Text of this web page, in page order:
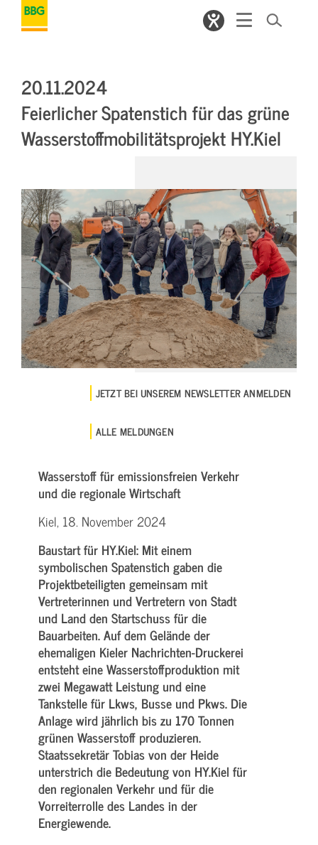
20.11.2024
Feierlicher Spatenstich für das grüne
Wasserstoffmobilitätsprojekt HY.Kiel
JETZT BEI UNSEREM NEWSLETTER ANMELDEN
ALLE MELDUNGEN
Wasserstoff für emissionsfreien Verkehr
und die regionale Wirtschaft
Kiel, 18. November 2024
Baustart für HY.Kiel: Mit einem
symbolischen Spatenstich gaben die
Projektbeteiligten gemeinsam mit
Vertreterinnen und Vertretern von Stadt
und Land den Startschuss für die
Bauarbeiten. Auf dem Gelände der
ehemaligen Kieler Nachrichten-Druckerei
entsteht eine Wasserstoffproduktion mit
zwei Megawatt Leistung und eine
Tankstelle für Lkws, Busse und Pkws. Die
Anlage wird jährlich bis zu 170 Tonnen
grünen Wasserstoff produzieren.
Staatssekretär Tobias von der Heide
unterstrich die Bedeutung von HY.Kiel für
den regionalen Verkehr und für die
Vorreiterrolle des Landes in der
Energiewende.